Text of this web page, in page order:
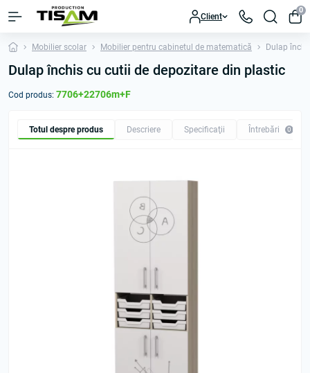
Client
0
Mobilier scolar Mobilier pentru cabinetul de matematică Dulap
Dulap închis cu cutii de depozitare din plastic
Cod produs: 7706+22706m+F
Totul despre produs Descriere Specificaţii Întrebări 0